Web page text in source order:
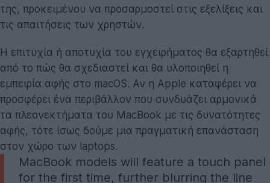
της, προκειμένου να προσαρμοστεί στις εξελίξεις και
τις απαιτήσεις των χρηστών.
Η επιτυχία ή αποτυχία του εγχειρήματος θα εξαρτηθεί
από το πώς θα σχεδιαστεί και θα υλοποιηθεί η
εμπειρία αφής στο macOS. Αν η Apple καταφέρει να
προσφέρει ένα περιβάλλον που συνδυάζει αρμονικά
τα πλεονεκτήματα του MacBook με τις δυνατότητες
αφής, τότε ίσως δούμε μια πραγματική επανάσταση
στον χώρο των laptops.
MacBook models will feature a touch panel
for the first time, further blurring the line